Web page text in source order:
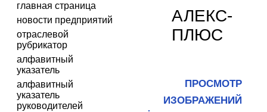
главная страница
новости предприятий
отраслевой
рубрикатор
алфавитный
указатель
алфавитный
указатель
руководителей
АЛЕКС-
ПЛЮС
ПРОСМОТР
ИЗОБРАЖЕНИЙ